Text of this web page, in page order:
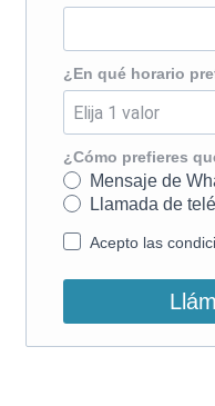
¿En qué horario
¿Cómo prefieres
Mensaje de
Llamada de
Acepto las